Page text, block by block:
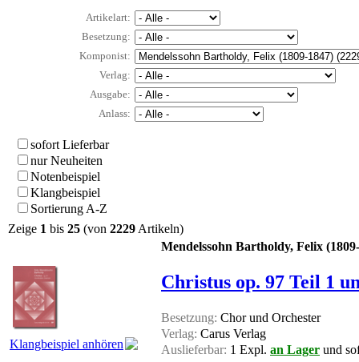
Artikelart:
Besetzung:
Komponist:
Verlag:
Ausgabe:
Anlass:
sofort Lieferbar
nur Neuheiten
Notenbeispiel
Klangbeispiel
Sortierung A-Z
Zeige 1 bis 25 (von 2229Artikeln)
Klangbeispiel anhören
Mendelssohn Bartholdy, Felix
Christus op. 97 Teil 1
Besetzung: Chor und Orchester
Verlag: Carus Verlag
Auslieferbar: 1 Expl. an Lager und